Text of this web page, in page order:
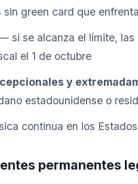
sin green card que
si se alcanza el límite, las
el 1 de octubre
y
estadounidense o
continua en los
permanentes